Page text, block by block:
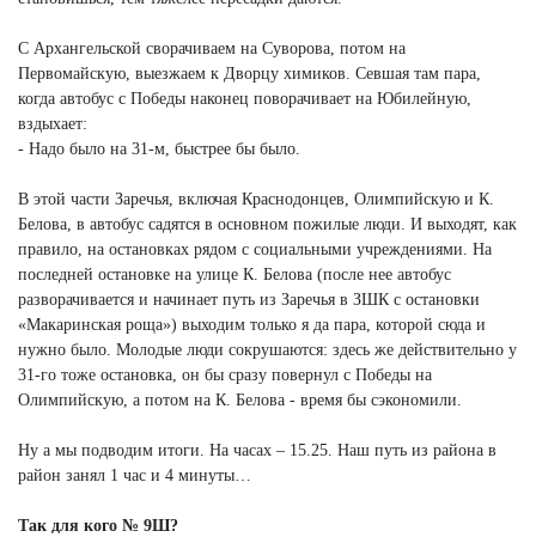
С Архангельской сворачиваем на Суворова, потом на
Первомайскую, выезжаем к Дворцу химиков. Севшая там пара,
когда автобус с Победы наконец поворачивает на Юбилейную,
вздыхает:
- Надо было на 31-м, быстрее бы было.
В этой части Заречья, включая Краснодонцев, Олимпийскую и К.
Белова, в автобус садятся в основном пожилые люди. И выходят, как
правило, на остановках рядом с социальными учреждениями. На
последней остановке на улице К. Белова (после нее автобус
разворачивается и начинает путь из Заречья в ЗШК с остановки
«Макаринская роща») выходим только я да пара, которой сюда и
нужно было. Молодые люди сокрушаются: здесь же действительно у
31-го тоже остановка, он бы сразу повернул с Победы на
Олимпийскую, а потом на К. Белова - время бы сэкономили.
Ну а мы подводим итоги. На часах – 15.25. Наш путь из района в
район занял 1 час и 4 минуты…
Так для кого № 9Ш?